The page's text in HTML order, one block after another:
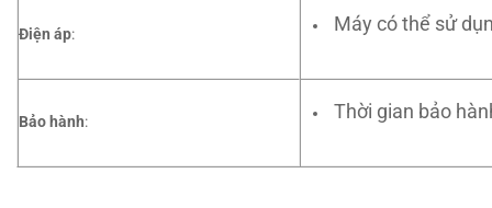
Điện áp: Máy có thể sử
Bảo hành: Thời gian bảo